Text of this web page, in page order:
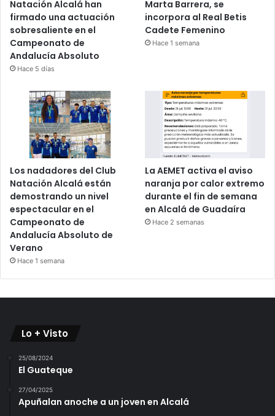
Natación Alcalá han
firmado una actuación
sobresaliente en el
Campeonato de
Andalucía Absoluto
Hace 5 días
Marta Barrera, se
incorpora al Real Betis
Cadete Femenino
Hace 1 semana
Los nadadores del Club
Natación Alcalá están
demostrando un nivel
espectacular en el
Campeonato de
Andalucía Absoluto de
Verano
Hace 1 semana
La AEMET activa el aviso
naranja por calor extremo
durante el fin de semana
en Alcalá de Guadaíra
Hace 2 semanas
Lo + Visto
25/08/2024
El Guateque
27/04/2025
Apuñalan anoche a un joven en Alcalá